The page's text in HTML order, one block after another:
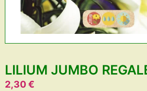
LILIUM JUMBO
2,30€